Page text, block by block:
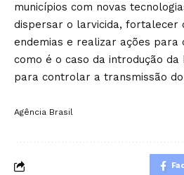
municípios com novas
dispersar o larvicida, fortalecer
endemias e realizar ações para
como é o caso da introdução da
para controlar a transmissão
Agência Brasil